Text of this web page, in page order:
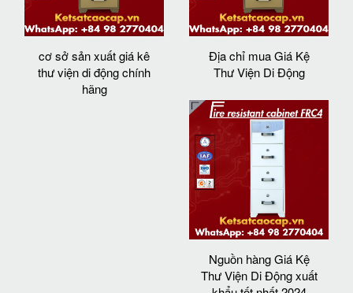
cơ sở sản xuất giá kê
thư viện di động chính
hãng
Địa chỉ mua Giá Kệ
Thư Viện Di Động
Nguồn hàng Giá Kệ
Thư Viện Di Động xuất